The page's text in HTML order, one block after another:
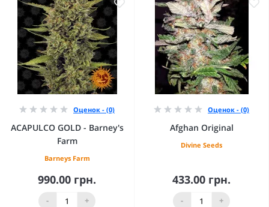
Оценок - (0)
ACAPULCO GOLD - Barney's
Farm
Barneys Farm
990.00 грн.
- +
Оценок - (0)
Afghan Original
Divine Seeds
433.00 грн.
- +